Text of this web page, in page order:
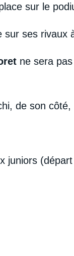
sur le
sur ses rivaux
ne sera
de son côté,